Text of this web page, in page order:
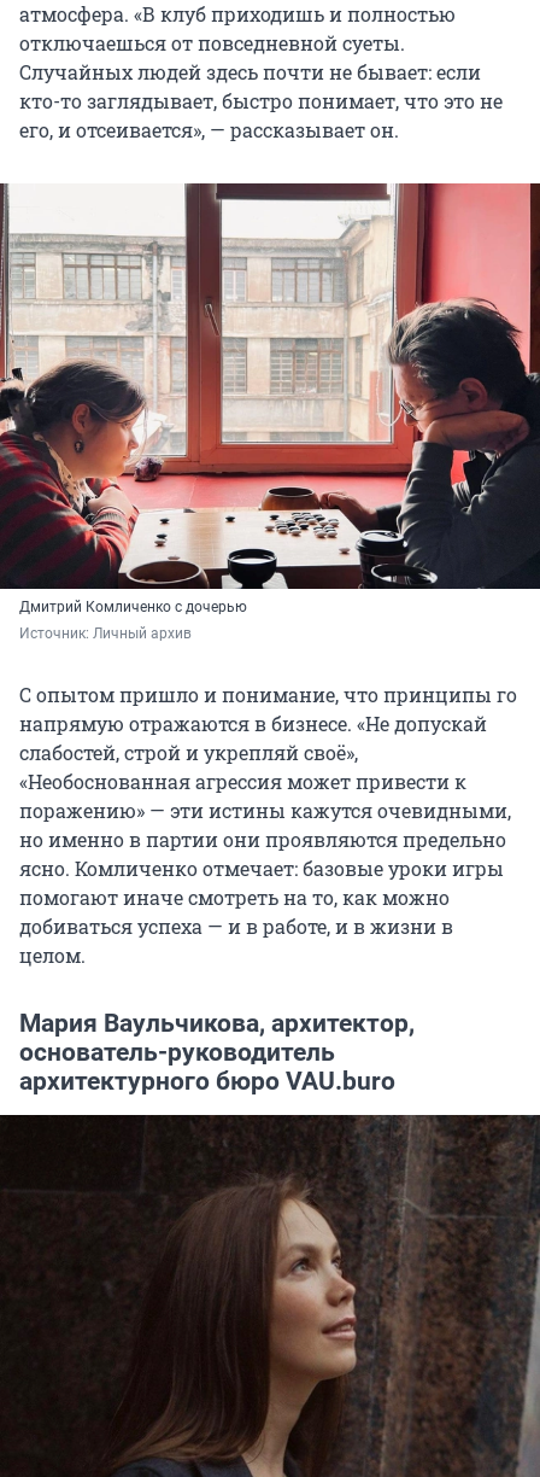
атмосфера. «В клуб приходишь и полностью
отключаешься от повседневной суеты.
Случайных людей здесь почти не бывает: если
кто-то заглядывает, быстро понимает, что это не
его, и отсеивается», — рассказывает он.
Дмитрий Комличенко с дочерью
Источник: Личный архив
С опытом пришло и понимание, что принципы го
напрямую отражаются в бизнесе. «Не допускай
слабостей, строй и укрепляй своё»,
«Необоснованная агрессия может привести к
поражению» — эти истины кажутся очевидными,
но именно в партии они проявляются предельно
ясно. Комличенко отмечает: базовые уроки игры
помогают иначе смотреть на то, как можно
добиваться успеха — и в работе, и в жизни в
целом.
Мария Ваульчикова, архитектор,
основатель-руководитель
архитектурного бюро VAU.buro